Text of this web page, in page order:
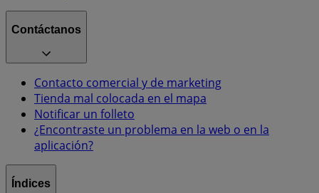
Contáctanos
Contacto comercial y de marketing
Tienda mal colocada en el mapa
Notificar un folleto
¿Encontraste un problema en la web o en la
aplicación?
Índices